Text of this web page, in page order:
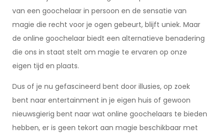
van een goochelaar in persoon en de sensatie van
magie die recht voor je ogen gebeurt, blijft uniek. Maar
de online goochelaar biedt een alternatieve benadering
die ons in staat stelt om magie te ervaren op onze
eigen tijd en plaats.
Dus of je nu gefascineerd bent door illusies, op zoek
bent naar entertainment in je eigen huis of gewoon
nieuwsgierig bent naar wat online goochelaars te bieden
hebben, er is geen tekort aan magie beschikbaar met